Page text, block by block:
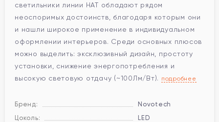
светильники линии HAT обладают рядом
неоспоримых достоинств, благодаря которым они
и нашли широкое применение в индивидуальном
оформлении интерьеров. Среди основных плюсов
можно выделить: эксклюзивный дизайн, простоту
установки, снижение энергопотребления и
высокую световую отдачу (~100Лм/Вт). подробнее
Бренд:
Novotech
Цоколь:
LED